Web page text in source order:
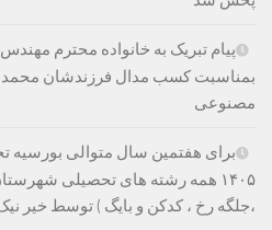
پیام تبریک به خانواده محترم
بمناسبت کسب مدال فرزندشان محمد
مصنوعی
برای هفتمین سال متوالی
۱۴۰۵ همه رشته های تحصیلی
،جلگه رخ ، کدکن و بایگ ) توسط خیر